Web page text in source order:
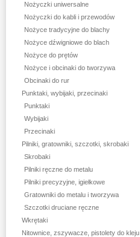
Nożyczki uniwersalne
Nożyczki do kabli i przewodów
Nożyce tradycyjne do blachy
Nożyce dźwigniowe do blach
Nożyce do prętów
Nożyce i obcinaki do tworzywa
Obcinaki do rur
Punktaki, wybijaki, przecinaki
Punktaki
Wybijaki
Przecinaki
Pilniki, gratowniki, szczotki, skrobaki
Skrobaki
Pilniki ręczne do metalu
Pilniki precyzyjne, igiełkowe
Gratowniki do metalu i tworzywa
Szczotki druciane ręczne
Wkrętaki
Nitownice, zszywacze, pistolety do kleju